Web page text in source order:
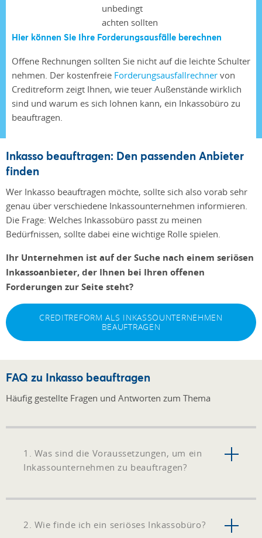
Hier können Sie Ihre Forderungsausfälle berechnen
Offene Rechnungen sollten Sie nicht auf die leichte Schulter
nehmen. Der kostenfreie Forderungsausfallrechner von
Creditreform zeigt Ihnen, wie teuer Außenstände wirklich
sind und warum es sich lohnen kann, ein Inkassobüro zu
beauftragen.
Inkasso beauftragen: Den passenden Anbieter
finden
Wer Inkasso beauftragen möchte, sollte sich also vorab sehr
genau über verschiedene Inkassounternehmen informieren.
Die Frage: Welches Inkassobüro passt zu meinen
Bedürfnissen, sollte dabei eine wichtige Rolle spielen.
Ihr Unternehmen ist auf der Suche nach einem seriösen
Inkassoanbieter, der Ihnen bei Ihren offenen
Forderungen zur Seite steht?
CREDITREFORM ALS INKASSOUNTERNEHMEN
BEAUFTRAGEN
FAQ zu Inkasso beauftragen
Häufig gestellte Fragen und Antworten zum Thema
1. Was sind die Voraussetzungen, um ein
Inkassounternehmen zu beauftragen?
2. Wie finde ich ein seriöses Inkassobüro?